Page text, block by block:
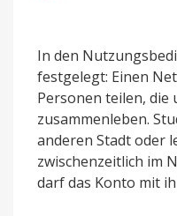
In den
festgelegt: Einen
Personen teilen, die
zusammenleben.
anderen Stadt oder
zwischenzeitlich im
darf das Konto mit